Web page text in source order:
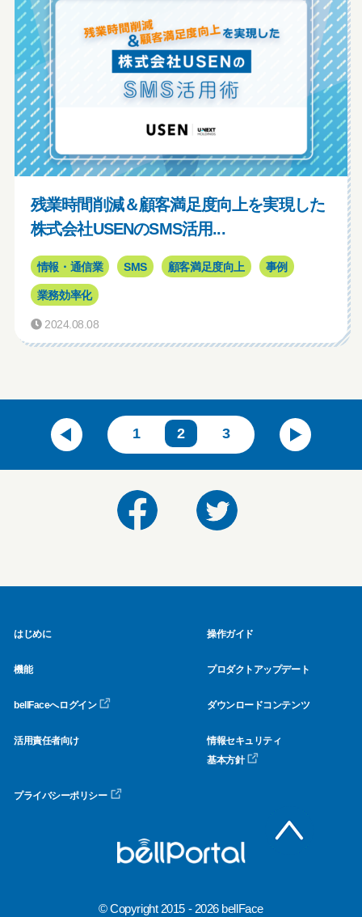
残業時間削減＆顧客満足度向上を実現した
株式会社USENのSMS活用...
情報・通信業 SMS 顧客満足度向上 事例
業務効率化
2024.08.08
1 2 3
はじめに 操作ガイド
機能 プロダクトアップデート
bellFaceへログイン ダウンロードコンテンツ
活用責任者向け
情報セキュリティ
基本方針
プライバシーポリシー
© Copyright 2015 - 2026 bellFace